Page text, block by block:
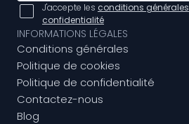
J'accepte les conditions générales
confidentialité
INFORMATIONS LÉGALES
Conditions générales
Politique de cookies
Politique de confidentialité
Contactez-nous
Blog